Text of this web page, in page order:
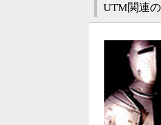
UTM関連の